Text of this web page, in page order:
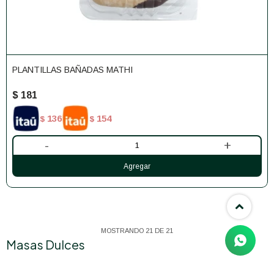
PLANTILLAS BAÑADAS MATHI
$ 181
$ 136 $ 154
- +
MOSTRANDO 21 DE 21
Masas Dulces